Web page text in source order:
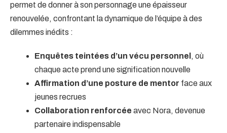
permet de donner à son personnage une épaisseur
renouvelée, confrontant la dynamique de l’équipe à des
dilemmes inédits :
Enquêtes teintées d’un vécu personnel , où
chaque acte prend une signification nouvelle
Affirmation d’une posture de mentor face aux
jeunes recrues
Collaboration renforcée avec Nora, devenue
partenaire indispensable